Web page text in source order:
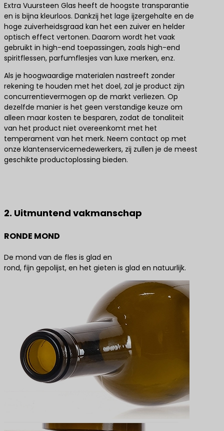
Extra Vuursteen Glas heeft de hoogste transparantie
en is bijna kleurloos. Dankzij het lage ijzergehalte en de
hoge zuiverheidsgraad kan het een zuiver en helder
optisch effect vertonen. Daarom wordt het vaak
gebruikt in high-end toepassingen, zoals high-end
spiritflessen, parfumflesjes van luxe merken, enz.
Als je hoogwaardige materialen nastreeft zonder
rekening te houden met het doel, zal je product zijn
concurrentievermogen op de markt verliezen. Op
dezelfde manier is het geen verstandige keuze om
alleen maar kosten te besparen, zodat de tonaliteit
van het product niet overeenkomt met het
temperament van het merk. Neem contact op met
onze klantenservicemedewerkers, zij zullen je de meest
geschikte productoplossing bieden.
2. Uitmuntend vakmanschap
RONDE MOND
De mond van de fles is glad en
rond, fijn gepolijst, en het gieten is glad en natuurlijk.